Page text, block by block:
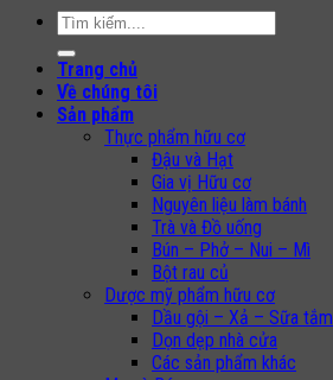
Search
for:
Trang chủ
Về chúng tôi
Sản phẩm
Thực phẩm hữu cơ
Đậu và Hạt
Gia vị Hữu cơ
Nguyên liệu làm bánh
Trà và Đồ uống
Bún – Phở – Nui – Mì
Bột rau củ
Dược mỹ phẩm hữu cơ
Dầu gội – Xả – Sữa tắm
Dọn dẹp nhà cửa
Các sản phẩm khác